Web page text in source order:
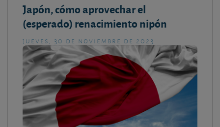
Japón, cómo aprovechar el
(esperado) renacimiento nipón
jueves, 30 de noviembre de 2023